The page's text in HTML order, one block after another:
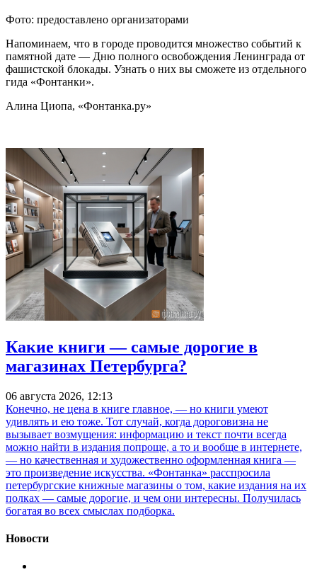
Фото: предоставлено организаторами
Напоминаем, что в городе проводится множество событий к
памятной дате — Дню полного освобождения Ленинграда от
фашистской блокады. Узнать о них вы сможете из отдельного
гида «Фонтанки».
Алина Циопа, «Фонтанка.ру»
Какие книги — самые дорогие в
магазинах Петербурга?
06 августа 2026, 12:13
Конечно, не цена в книге главное, — но книги умеют
удивлять и ею тоже. Тот случай, когда дороговизна не
вызывает возмущения: информацию и текст почти всегда
можно найти в издания попроще, а то и вообще в интернете,
— но качественная и художественно оформленная книга —
это произведение искусства. «Фонтанка» расспросила
петербургские книжные магазины о том, какие издания на их
полках — самые дорогие, и чем они интересны. Получилась
богатая во всех смыслах подборка.
Новости